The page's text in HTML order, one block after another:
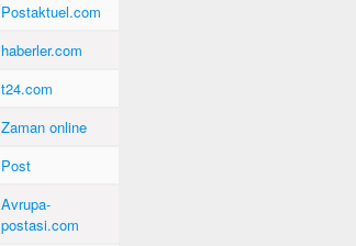
Postaktuel.com
haberler.com
t24.com
Zaman online
Post
Avrupa-
postasi.com